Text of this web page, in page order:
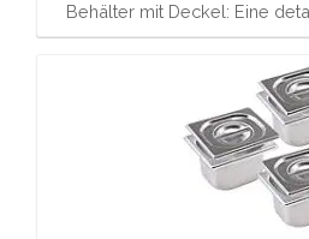
Behälter mit Deckel: Eine